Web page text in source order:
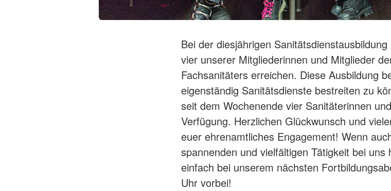
Bei der diesjährigen
vier unserer Mitgliederinnen und Mitglieder
Fachsanitäters erreichen. Diese Ausbildung
eigenständig Sanitätsdienste bestreiten zu
seit dem Wochenende vier Sanitäterinnen
Verfügung. Herzlichen Glückwunsch und
euer ehrenamtliches Engagement! Wenn
spannenden und vielfältigen Tätigkeit bei
einfach bei unserem nächsten
Uhr vorbei!